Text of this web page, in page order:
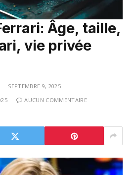
Âge, taille,
vie privée
SEPTEMBRE 9, 2025
AUCUN COMMENTAIRE